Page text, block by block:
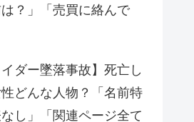
？」「売買に絡んで
イダー墜落事故】死亡し
どんな人物？「名前特
し」「関連ページ全て